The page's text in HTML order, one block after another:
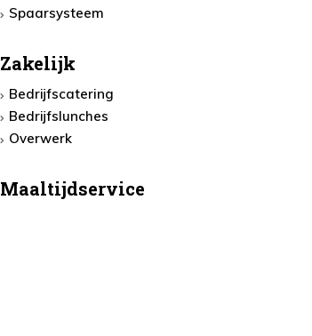
Spaarsysteem
Zakelijk
Bedrijfscatering
Bedrijfslunches
Overwerk
Maaltijdservice